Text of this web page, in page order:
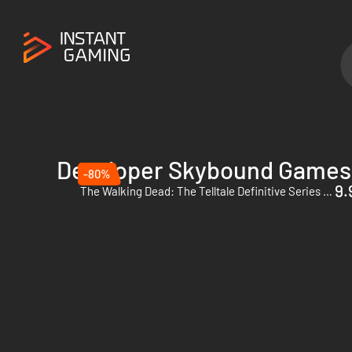
Developer Skybound Games
-80%
The Walking Dead: The Telltale Definitive Series - PC (Steam)